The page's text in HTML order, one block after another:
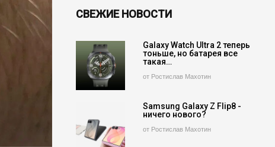
СВЕЖИЕ НОВОСТИ
Galaxy Watch Ultra 2 теперь
тоньше, но батарея все
такая…
от Ростислав Махотин
Samsung Galaxy Z Flip8 -
ничего нового?
от Ростислав Махотин